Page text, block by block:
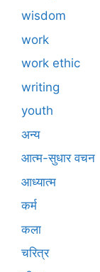
wisdom
work
work ethic
writing
youth
अन्य
आत्म-सुधार वचन
आध्यात्म
कर्म
कला
चरित्र